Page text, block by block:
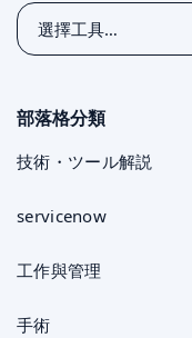
選
擇
部落格分類
技術・ツール解説
servicenow
工作與管理
手術